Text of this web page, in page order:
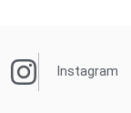
Instagram